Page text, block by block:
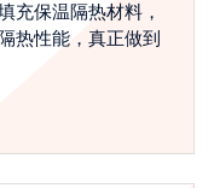
充保温隔热材料，
热性能，真正做到